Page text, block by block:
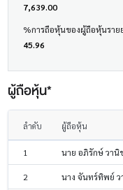
7,639.00
%การถือหุ้นของผู้ถือหุ้นราย
45.96
ผู้ถือหุ้น*
ลำดับ ผู้ถือหุ้น
1 นาย อภิรักษ์ วานิ
2 นาง จันทร์ทิพย์ ว